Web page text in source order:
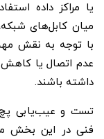
یا مراکز داده
میان کابل‌های
با توجه به نقش
عدم اتصال یا
داشته باشند.
تست و عیب‌یابی
فنی در این بخش